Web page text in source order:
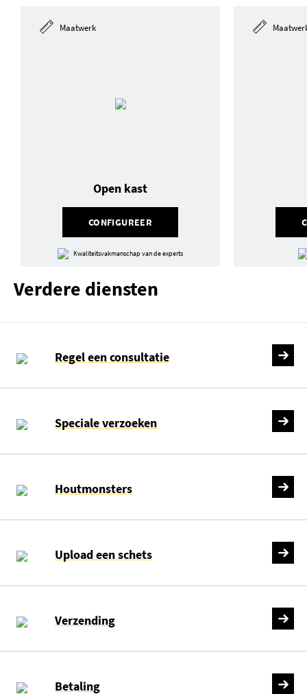
Maatwerk
CONFIGUREER
Open kast
Kwaliteitsvakmanschap van de experts
Verdere diensten
Regel een consultatie
Speciale verzoeken
Houtmonsters
Upload een schets
Verzending
Betaling